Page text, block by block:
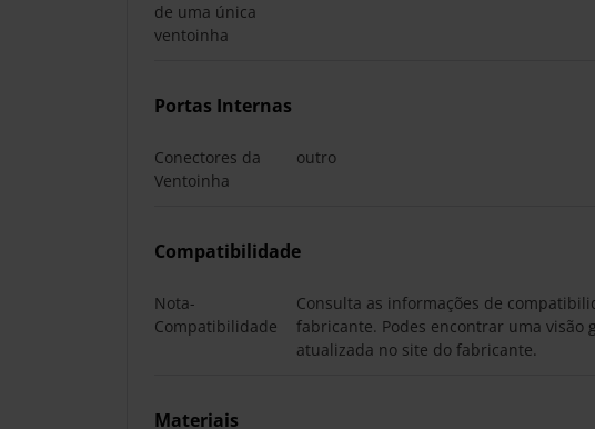
de uma única
ventoinha
Portas Internas
Conectores da
Ventoinha
outro
Compatibilidade
Nota-
Compatibilidade
Consulta as informações de
fabricante. Podes encontrar uma visão
atualizada no site do fabricante.
Materiais